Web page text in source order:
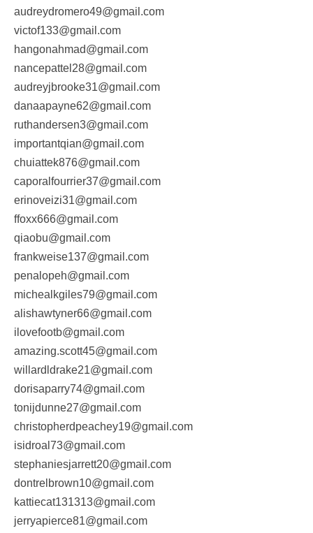
audreydromero49@gmail.com
victof133@gmail.com
hangonahmad@gmail.com
nancepattel28@gmail.com
audreyjbrooke31@gmail.com
danaapayne62@gmail.com
ruthandersen3@gmail.com
importantqian@gmail.com
chuiattek876@gmail.com
caporalfourrier37@gmail.com
erinoveizi31@gmail.com
ffoxx666@gmail.com
qiaobu@gmail.com
frankweise137@gmail.com
penalopeh@gmail.com
michealkgiles79@gmail.com
alishawtyner66@gmail.com
ilovefootb@gmail.com
amazing.scott45@gmail.com
willardldrake21@gmail.com
dorisaparry74@gmail.com
tonijdunne27@gmail.com
christopherdpeachey19@gmail.com
isidroal73@gmail.com
stephaniesjarrett20@gmail.com
dontrelbrown10@gmail.com
kattiecat131313@gmail.com
jerryapierce81@gmail.com